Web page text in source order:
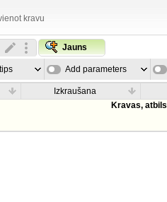
kravu
Jauns
Add parameters
Izkraušana
Kravas,